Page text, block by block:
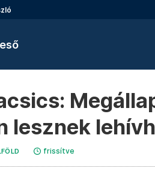
lesznek
frissítve